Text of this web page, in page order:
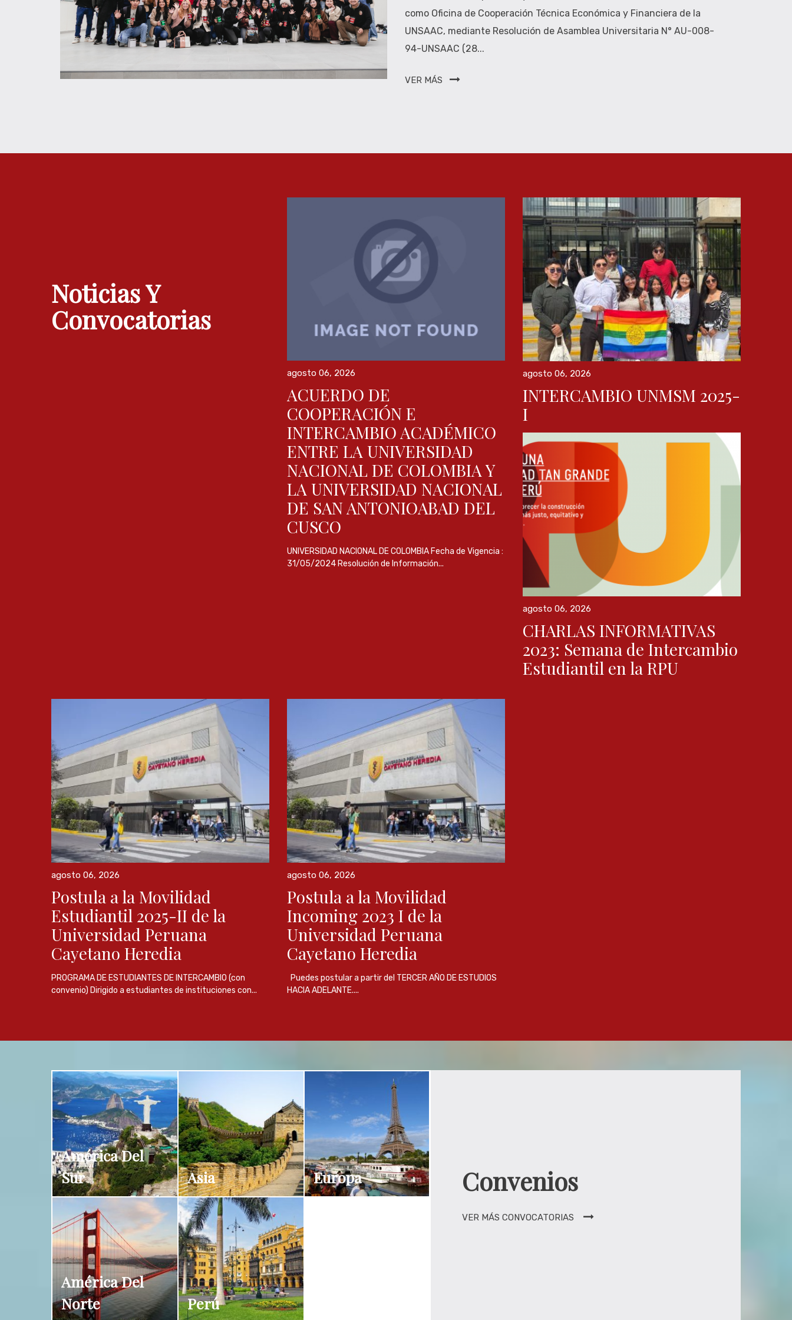
como Oficina de Cooperación Técnica Económica y Financiera de la
UNSAAC, mediante Resolución de Asamblea Universitaria N° AU-008-
94-UNSAAC (28...
VER MÁS
Noticias Y
Convocatorias
agosto 06, 2026
ACUERDO DE
COOPERACIÓN E
INTERCAMBIO ACADÉMICO
ENTRE LA UNIVERSIDAD
NACIONAL DE COLOMBIA Y
LA UNIVERSIDAD NACIONAL
DE SAN ANTONIOABAD DEL
CUSCO
UNIVERSIDAD NACIONAL DE COLOMBIA Fecha de Vigencia :
31/05/2024 Resolución de Información...
agosto 06, 2026
INTERCAMBIO UNMSM 2025-
I
agosto 06, 2026
CHARLAS INFORMATIVAS
2023: Semana de Intercambio
Estudiantil en la RPU
agosto 06, 2026
Postula a la Movilidad
Estudiantil 2025-II de la
Universidad Peruana
Cayetano Heredia
PROGRAMA DE ESTUDIANTES DE INTERCAMBIO (con
convenio) Dirigido a estudiantes de instituciones con...
agosto 06, 2026
Postula a la Movilidad
Incoming 2023 I de la
Universidad Peruana
Cayetano Heredia
Puedes postular a partir del TERCER AÑO DE ESTUDIOS
HACIA ADELANTE....
América Del
Sur
Asia Europa
América Del
Norte
Perú
Convenios
VER MÁS CONVOCATORIAS